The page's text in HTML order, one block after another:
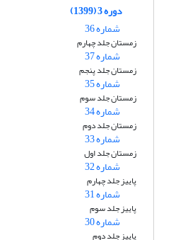
دوره 3 (1399)
شماره 36
زمستان جلد چهارم
شماره 37
زمستان جلد پنجم
شماره 35
زمستان جلد سوم
شماره 34
زمستان جلد دوم
شماره 33
زمستان جلد اول
شماره 32
پاییز جلد چهارم
شماره 31
پاییز جلد سوم
شماره 30
پاییز جلد دوم